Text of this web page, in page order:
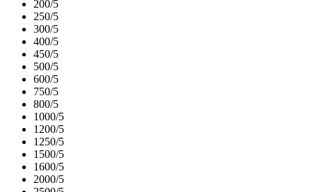
200/5
250/5
300/5
400/5
450/5
500/5
600/5
750/5
800/5
1000/5
1200/5
1250/5
1500/5
1600/5
2000/5